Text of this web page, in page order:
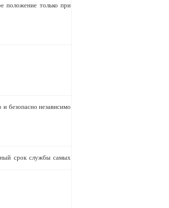
положение только при
безопасно независимо
срок службы самых